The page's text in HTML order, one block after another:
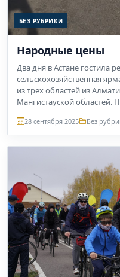
БЕЗ РУБРИКИ
Народные цены
Два дня в Астане гостила
сельскохозяйственная
из трех областей из
Мангистауской областей.
28 сентября 2025 Без